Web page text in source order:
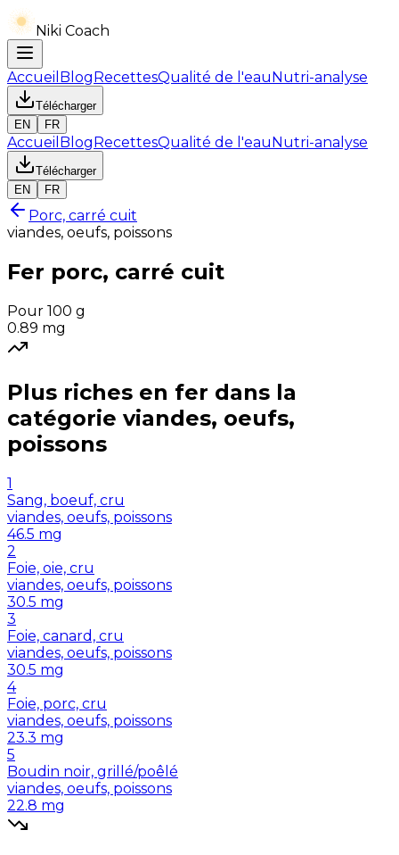
Niki Coach
Accueil BlogRecettesQualité de l'eauNutri-analyse
Télécharger
EN
FR
Accueil BlogRecettesQualité de l'eauNutri-analyse
Télécharger
EN
FR
Porc, carré cuit
viandes, oeufs, poissons
Fer porc, carré cuit
Pour 100 g
0.89 mg
Plus riches en fer dans la
catégorie viandes, oeufs,
poissons
1
Sang, boeuf, cru
viandes, oeufs, poissons
46.5 mg
2
Foie, oie, cru
viandes, oeufs, poissons
30.5 mg
3
Foie, canard, cru
viandes, oeufs, poissons
30.5 mg
4
Foie, porc, cru
viandes, oeufs, poissons
23.3 mg
5
Boudin noir, grillé/poêlé
viandes, oeufs, poissons
22.8 mg